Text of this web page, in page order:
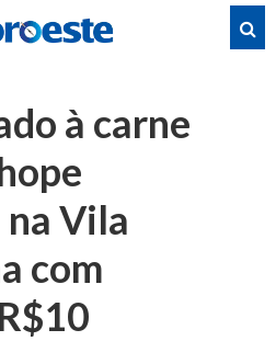
à carne
Vila
com